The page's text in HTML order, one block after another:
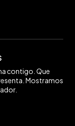
contigo. Que
Mostramos